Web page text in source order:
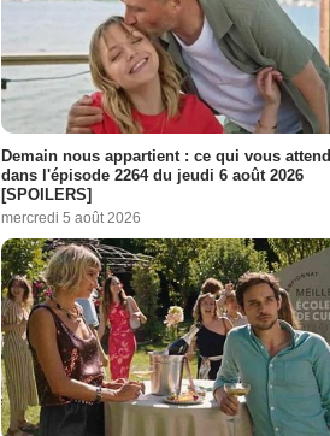
Demain nous appartient : ce qui vous attend
dans l'épisode 2264 du jeudi 6 août 2026
[SPOILERS]
mercredi 5 août 2026